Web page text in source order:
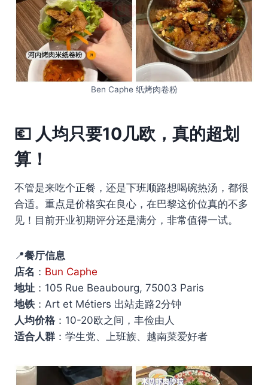
Ben Caphe 纸烤肉卷粉
💶 人均只要10几欧，真的超划
算！
不管是来吃个正餐，还是下班顺路想喝碗热汤，都很
合适。重点是价格实在良心，在巴黎这价位真的不多
见！目前开业初期评分还是满分，非常值得一试。
📍餐厅信息
店名 ： Bun Caphe
地址 ：105 Rue Beaubourg, 75003 Paris
地铁：Art et Métiers 出站走路2分钟
人均价格 ：10-20欧之间，丰俭由人
适合人群 ：学生党、上班族、越南菜爱好者